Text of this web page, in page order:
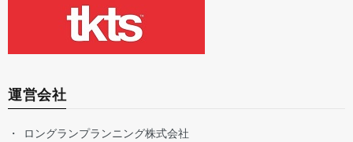
運営会社
ロングランプランニング株式会社